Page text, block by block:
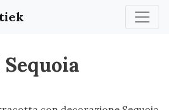
Sequoia